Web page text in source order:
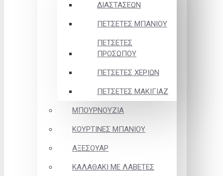
ΔΙΑΣΤΑΣΕΩΝ
ΠΕΤΣΕΤΕΣ ΜΠΑΝΙΟΥ
ΠΕΤΣΕΤΕΣ
ΠΡΟΣΩΠΟΥ
ΠΕΤΣΕΤΕΣ ΧΕΡΙΩΝ
ΠΕΤΣΕΤΕΣ ΜΑΚΙΓΙΑΖ
ΜΠΟΥΡΝΟΥΖΙΑ
ΚΟΥΡΤΙΝΕΣ ΜΠΑΝΙΟΥ
ΑΞΕΣΟΥΑΡ
ΚΑΛΑΘΑΚΙ ΜΕ ΛΑΒΕΤΕΣ